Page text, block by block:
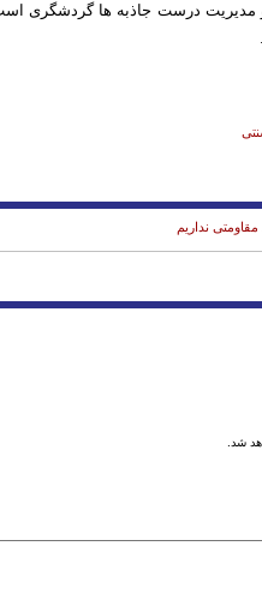
مدیریت درست جاذبه ها گردشگری
نداریم
شد.